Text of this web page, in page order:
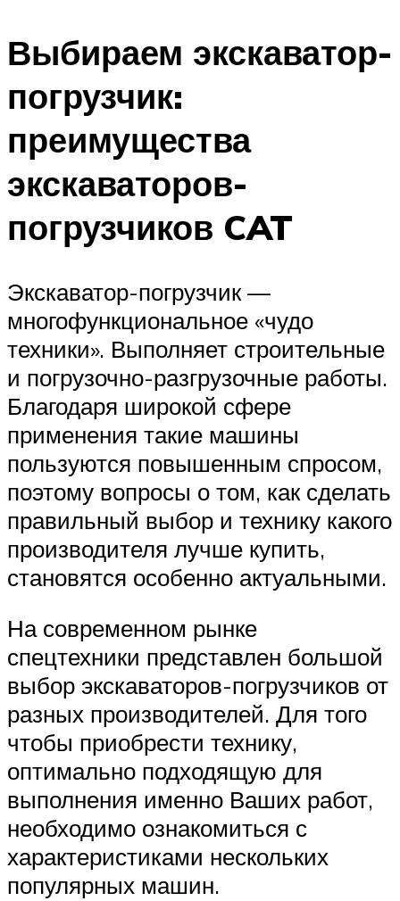
Выбираем экскаватор-
погрузчик:
преимущества
экскаваторов-
погрузчиков CAT
Экскаватор-погрузчик —
многофункциональное «чудо
техники». Выполняет строительные
и погрузочно-разгрузочные работы.
Благодаря широкой сфере
применения такие машины
пользуются повышенным спросом,
поэтому вопросы о том, как сделать
правильный выбор и технику какого
производителя лучше купить,
становятся особенно актуальными.
На современном рынке
спецтехники представлен большой
выбор экскаваторов-погрузчиков от
разных производителей. Для того
чтобы приобрести технику,
оптимально подходящую для
выполнения именно Ваших работ,
необходимо ознакомиться с
характеристиками нескольких
популярных машин.